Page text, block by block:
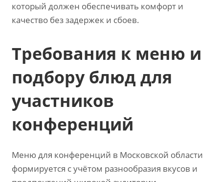
который должен обеспечивать комфорт и
качество без задержек и сбоев.
Требования к меню и
подбору блюд для
участников
конференций
Меню для конференций в Московской области
формируется с учётом разнообразия вкусов и